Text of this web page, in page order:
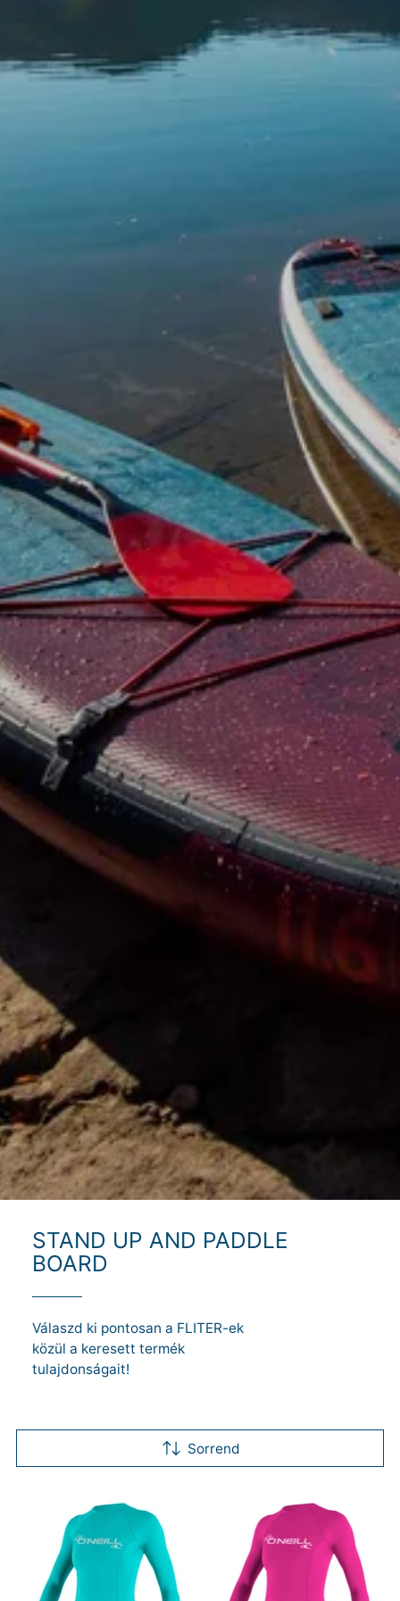
STAND UP AND PADDLE
BOARD
Válaszd ki pontosan a FLITER-ek
közül a keresett termék
tulajdonságait!
Sorrend